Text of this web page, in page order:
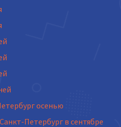
осенью
Петербург в сентябре